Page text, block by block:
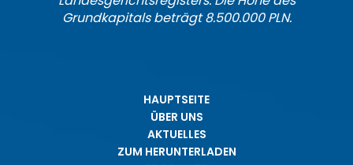
Grundkapitals beträgt 8.500.000 PLN.
HAUPTSEITE
ÜBER UNS
AKTUELLES
ZUM HERUNTERLADEN